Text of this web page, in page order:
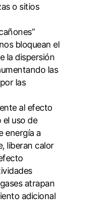
o sitios
bloquean el
la dispersión
las
las
al efecto
uso de
energía a
liberan calor
atrapan
adicional